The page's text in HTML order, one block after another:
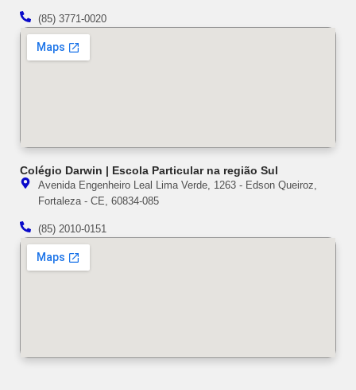
(85) 3771-0020
Colégio Darwin | Escola Particular na região Sul
Avenida Engenheiro Leal Lima Verde, 1263 - Edson Queiroz,
Fortaleza - CE, 60834-085
(85) 2010-0151